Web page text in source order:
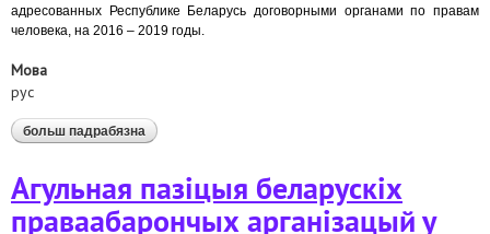
адресованных Республике Беларусь договорными органами по правам
человека, на 2016 – 2019 годы.
Мова
рус
больш падрабязна аб общая позиция белорусских правозащитных
организаций в связи с принятием
рекомендаций, адресованных республике беларусь
в рамках механизмов оон
Агульная пазіцыя беларускіх
праваабарончых арганізацый у